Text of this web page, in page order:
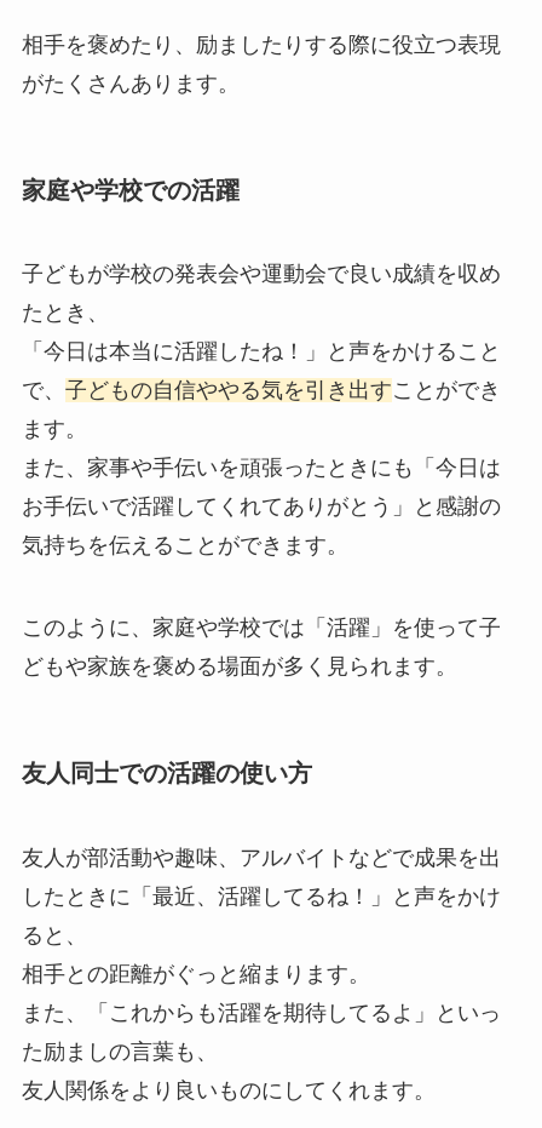
相手を褒めたり、励ましたりする際に役立つ表現
がたくさんあります。
家庭や学校での活躍
子どもが学校の発表会や運動会で良い成績を収め
たとき、
「今日は本当に活躍したね！」と声をかけること
で、 子どもの自信ややる気を引き出すことができ
ます。
また、家事や手伝いを頑張ったときにも「今日は
お手伝いで活躍してくれてありがとう」と感謝の
気持ちを伝えることができます。
このように、家庭や学校では「活躍」を使って子
どもや家族を褒める場面が多く見られます。
友人同士での活躍の使い方
友人が部活動や趣味、アルバイトなどで成果を出
したときに「最近、活躍してるね！」と声をかけ
ると、
相手との距離がぐっと縮まります。
また、「これからも活躍を期待してるよ」といっ
た励ましの言葉も、
友人関係をより良いものにしてくれます。